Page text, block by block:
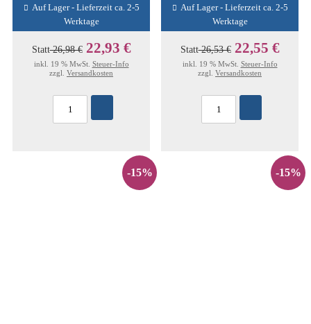
Auf Lager - Lieferzeit ca. 2-5
Werktage
Statt26,98 € 22,93 €
inkl. 19 % MwSt. Steuer-Info
zzgl. Versandkosten
Auf Lager - Lieferzeit ca. 2-5
Werktage
Statt26,53 € 22,55 €
inkl. 19 % MwSt. Steuer-Info
zzgl. Versandkosten
-15% -15%